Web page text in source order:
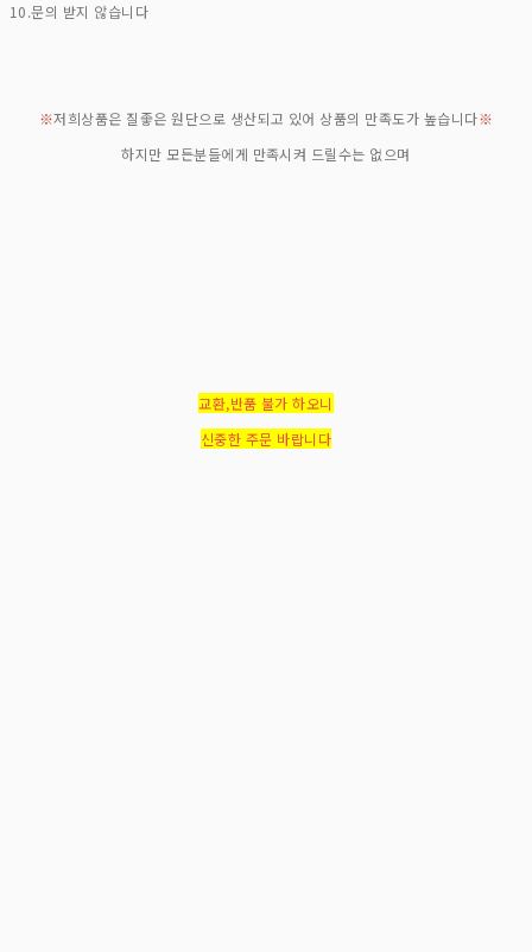
10.문의 받지 않습니다
※저희상품은 질좋은 원단으로 생산되고 있어 상품의 만족도가 높습니다※
하지만 모든분들에게 만족시켜 드릴수는 없으며
교환,반품 불가 하오니
신중한 주문 바랍니다